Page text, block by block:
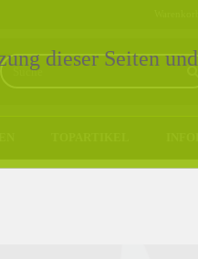
dieser Seiten und